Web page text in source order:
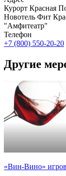
Курорт Красная
Новотель Фит
"Амфитеатр"
Телефон
+7 (800) 550-20-20
Другие
«Вин-Вино»